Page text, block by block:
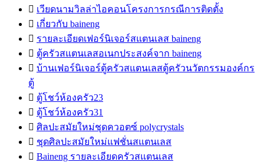
 เวียดนามวิลล่าไอคอนโครงการกรณีการติดตั้ง
 เกี่ยวกับ baineng
 รายละเอียดเฟอร์นิเจอร์สแตนเลส baineng
 ตู้ครัวสแตนเลสอเนกประสงค์จาก baineng
 บ้านเฟอร์นิเจอร์ตู้ครัวสแตนเลสตู้ครัวนวัตกรรมองค์กร
ตู้
 ตู้โชว์ห้องครัว23
 ตู้โชว์ห้องครัว31
 ศิลปะสมัยใหม่ชุดควอตซ์ polycrystals
 ชุดศิลปะสมัยใหม่แฟชั่นสแตนเลส
 Baineng รายละเอียดครัวสแตนเลส